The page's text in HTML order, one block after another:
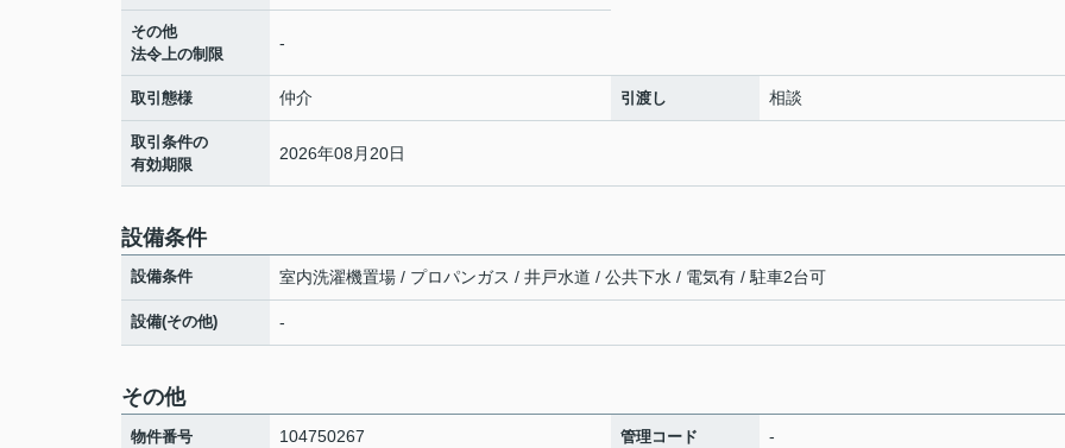
その他
法令上の制限
-
取引態様 仲介 引渡し 相談
取引条件の
有効期限
2026年08月20日
設備条件
設備条件 室内洗濯機置場 / プロパンガス / 井戸水道 / 公共下水 / 電気有 / 駐車2台可
設備(その他) -
その他
物件番号 104750267 管理コード -